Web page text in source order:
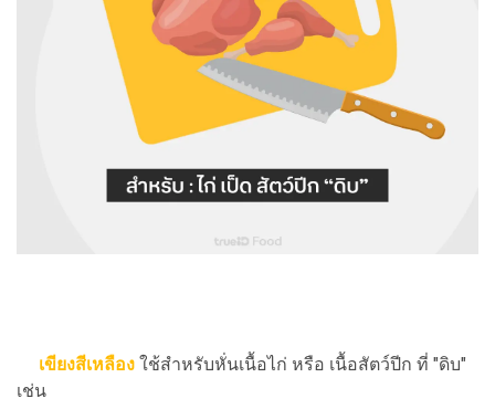
เขียงสีเหลือง ใช้สำหรับหั่นเนื้อไก่ หรือ เนื้อสัตว์ปีก ที่ "ดิบ"
เช่น